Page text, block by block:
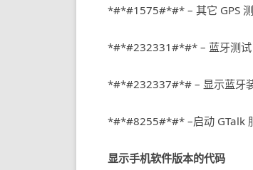
*#*#1575#*#* – 其它 GPS
*#*#232331#*#* – 蓝牙测试
*#*#232337#*# – 显示蓝牙
*#*#8255#*#* –启动 GTalk
显示手机软件版本的代码